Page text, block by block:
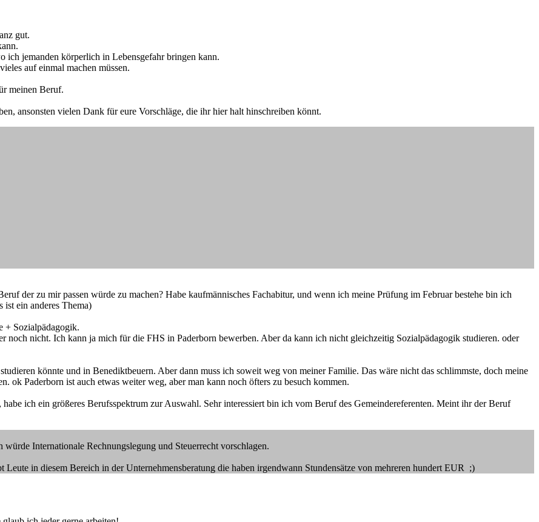
gut.
ich jemanden körperlich in Lebensgefahr bringen kann.
auf einmal machen müssen.
meinen Beruf.
ansonsten vielen Dank für eure Vorschläge, die ihr hier halt hinschreiben könnt.
der zu mir passen würde zu machen? Habe kaufmännisches Fachabitur, und wenn ich meine Prüfung im Februar bestehe bin ich
ist ein anderes Thema)
+ Sozialpädagogik.
noch nicht. Ich kann ja mich für die FHS in Paderborn bewerben. Aber da kann ich nicht gleichzeitig Sozialpädagogik studieren. oder
könnte und in Benediktbeuern. Aber dann muss ich soweit weg von meiner Familie. Das wäre nicht das schlimmste, doch meine
ok Paderborn ist auch etwas weiter weg, aber man kann noch öfters zu besuch kommen.
ich ein größeres Berufsspektrum zur Auswahl. Sehr interessiert bin ich vom Beruf des Gemeindereferenten. Meint ihr der Beruf
Internationale Rechnungslegung und Steuerrecht vorschlagen.
Leute in diesem Bereich in der Unternehmensberatung die haben irgendwann Stundensätze von mehreren hundert EUR ;)